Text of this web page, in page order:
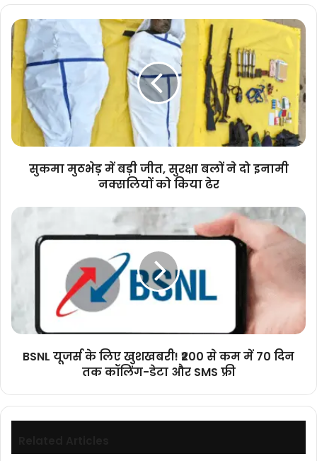
सुकमा
मुठभेड़
में
बड़ी
जीत,
सुरक्षा
दो
नक्सलियोंसुकमा मुठभेड़ में बड़ी जीत, सुरक्षा बलों ने दो इनामी
नक्सलियों को किया ढेर
BSNL
कम
में
डेटा
और
BSNL यूजर्स के लिए खुशखबरी! ₹200 से कम में 70 दिन
तक कॉलिंग-डेटा और SMS फ्री